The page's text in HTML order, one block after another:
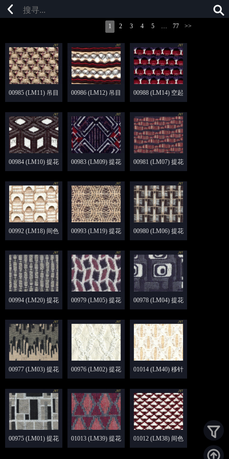
1 2 3 4 5 … 77 >>
00985 (LM11) 吊目
移针 间色
00986 (LM12) 吊目
移针 谷波 间色
00988 (LM14) 空起
移针 吊目
00984 (LM10) 提花 00983 (LM09) 提花
脱圈
00981 (LM07) 提花
谷波
00992 (LM18) 间色
空起
00993 (LM19) 提花
浮线
00980 (LM06) 提花
浮线
00994 (LM20) 提花
打花 浮线
00979 (LM05) 提花
脱圈
00978 (LM04) 提花
翻针
00977 (LM03) 提花
翻针
00976 (LM02) 提花
谷波
01014 (LM40) 移针
浮线
00975 (LM01) 提花 01013 (LM39) 提花 01012 (LM38) 间色